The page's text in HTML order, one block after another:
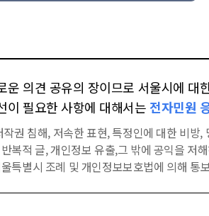
운 의견 공유의 장이므로 서울시에 대
이 필요한 사항에 대해서는 전자민원
권 침해, 저속한 표현, 특정인에 대한 비방,
복적 글, 개인정보 유출,그 밖에 공익을 저
특별시 조례 및 개인정보보호법에 의해 통